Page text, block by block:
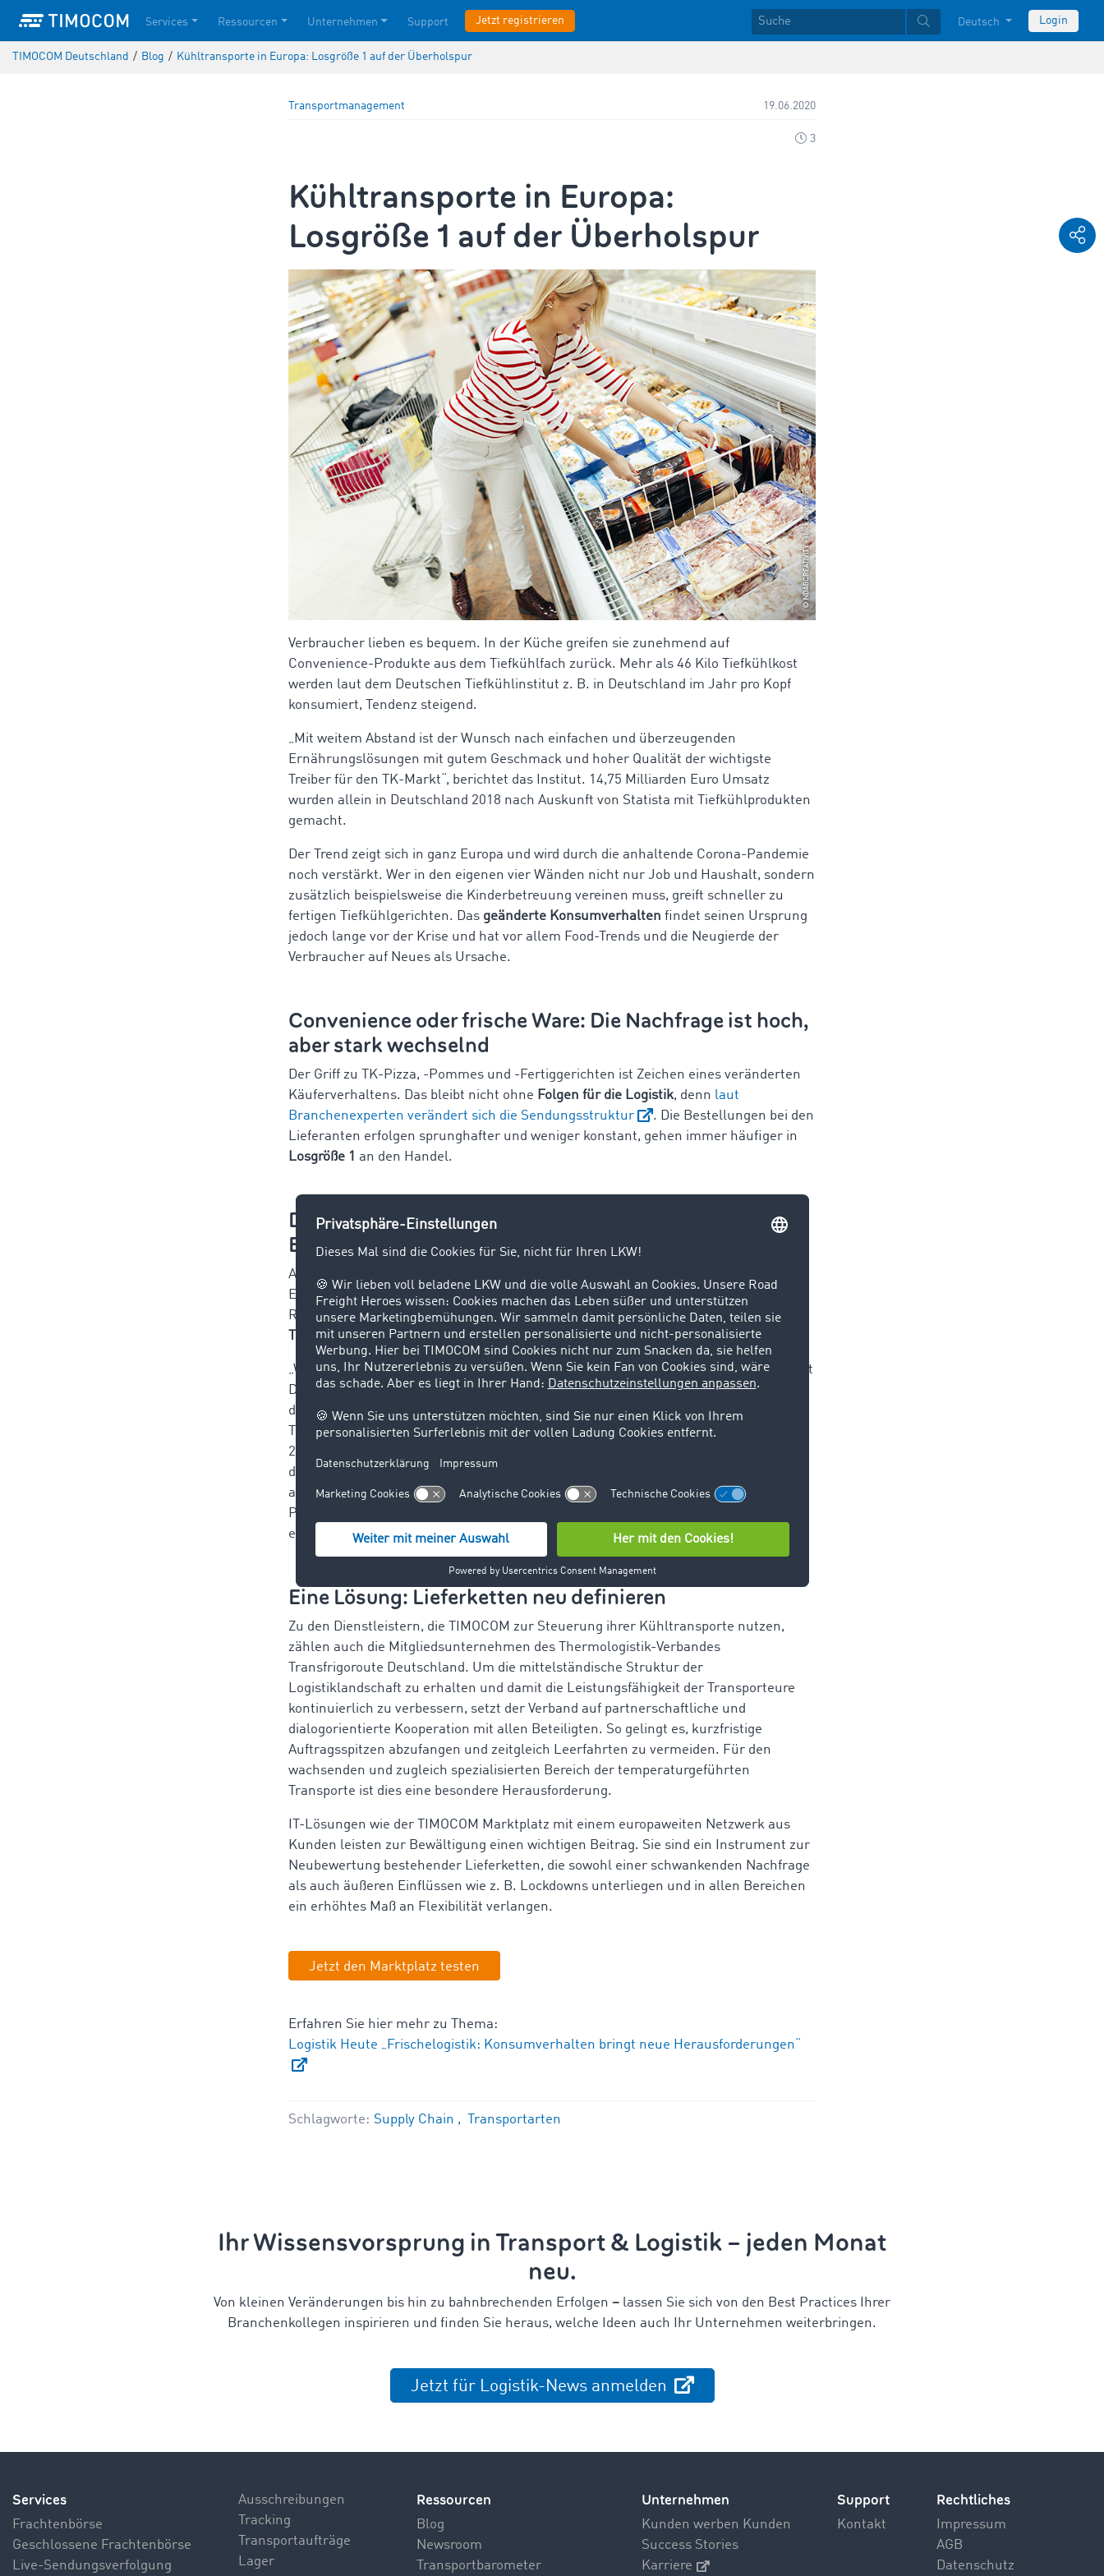
Services Ressourcen Unternehmen Support Jetzt registrieren Deutsch Login
TIMOCOM Deutschland / Blog / Kühltransporte in Europa: Losgröße 1 auf der Überholspur
Transportmanagement 19.06.2020
3
Kühltransporte in Europa:
Losgröße 1 auf der Überholspur
Verbraucher lieben es bequem. In der Küche greifen sie zunehmend auf
Convenience-Produkte aus dem Tiefkühlfach zurück. Mehr als 46 Kilo Tiefkühlkost
werden laut dem Deutschen Tiefkühlinstitut z. B. in Deutschland im Jahr pro Kopf
konsumiert, Tendenz steigend.
„Mit weitem Abstand ist der Wunsch nach einfachen und überzeugenden
Ernährungslösungen mit gutem Geschmack und hoher Qualität der wichtigste
Treiber für den TK-Markt“, berichtet das Institut. 14,75 Milliarden Euro Umsatz
wurden allein in Deutschland 2018 nach Auskunft von Statista mit Tiefkühlprodukten
gemacht.
Der Trend zeigt sich in ganz Europa und wird durch die anhaltende Corona-Pandemie
noch verstärkt. Wer in den eigenen vier Wänden nicht nur Job und Haushalt, sondern
zusätzlich beispielsweise die Kinderbetreuung vereinen muss, greift schneller zu
fertigen Tiefkühlgerichten. Das geänderte Konsumverhalten findet seinen Ursprung
jedoch lange vor der Krise und hat vor allem Food-Trends und die Neugierde der
Verbraucher auf Neues als Ursache.
Convenience oder frische Ware: Die Nachfrage ist hoch,
aber stark wechselnd
Der Griff zu TK-Pizza, -Pommes und -Fertiggerichten ist Zeichen eines veränderten
Käuferverhaltens. Das bleibt nicht ohne Folgen für die Logistik, denn laut
Branchenexperten verändert sich die Sendungsstruktur
. Die Bestellungen bei den
Lieferanten erfolgen sprunghafter und weniger konstant, gehen immer häufiger in
Losgröße 1 an den Handel.
Die Prognose: 20 bis 30 Prozent mehr Kühltransporte in
Europa 2020
Aktuelle Trends wie Superfood oder vegane Ernährung fördern außerdem die
Entwicklung in der Frischelogistik. Damit Algen, Goji-Beeren oder Granatäpfel ihrem
Ruf als vitaminreiches Nährstoffwunder gerecht werden, müssen siein einem
Temperaturkorridor von 2-7 Grad Celsius transportiert werden.
„Wir beobachten europaweit einen kontinuierlichen Anstieg der Kühltransporte“, sagt
David Moog, Product Manager beim IT-Dienstleister TIMOCOM. So hat sich die Zahl
der Frachtangebote für Kühltransporte im Bereich Frigo und Thermo an der von
TIMOCOM betriebenen Frachtenbörse mit 618.227 Frachtangeboten im Dezember
2019 im Vergleich zum Vorjahresmonat (375.085)
den vergangenen Wochen habe die wachsende Bevorratung der Bevölkerung vor
allem im TK-Bereich „die Nachfrage explodieren lassen“. Ein Plus von 20 bis 30
Prozent im Bereich der Kühltransporte dürften nach Einschätzung des Analysten zu
erwarten sein.
Eine Lösung: Lieferketten neu definieren
Zu den Dienstleistern, die TIMOCOM zur Steuerung ihrer Kühltransporte nutzen,
zählen auch die Mitgliedsunternehmen des Thermologistik-Verbandes
Transfrigoroute Deutschland. Um die mittelständische Struktur der
Logistiklandschaft zu erhalten und damit die Leistungsfähigkeit der Transporteure
kontinuierlich zu verbessern, setzt der Verband auf partnerschaftliche und
dialogorientierte Kooperation mit allen Beteiligten. So gelingt es, kurzfristige
Auftragsspitzen abzufangen und zeitgleich Leerfahrten zu vermeiden. Für den
wachsenden und zugleich spezialisierten Bereich der temperaturgeführten
Transporte ist dies eine besondere Herausforderung.
IT-Lösungen wie der TIMOCOM Marktplatz mit einem europaweiten Netzwerk aus
Kunden leisten zur Bewältigung einen wichtigen Beitrag. Sie sind ein Instrument zur
Neubewertung bestehender Lieferketten, die sowohl einer schwankenden Nachfrage
als auch äußeren Einflüssen wie z. B. Lockdowns unterliegen und in allen Bereichen
ein erhöhtes Maß an Flexibilität verlangen.
Jetzt den Marktplatz testen
Erfahren Sie hier mehr zu Thema:
Logistik Heute „Frischelogistik: Konsumverhalten bringt neue Herausforderungen“
Schlagworte: Supply Chain Transportarten
Ihr Wissensvorsprung in Transport & Logistik – jeden Monat
neu.
Von kleinen Veränderungen bis hin zu bahnbrechenden Erfolgen – lassen Sie sich von den Best Practices Ihrer
Branchenkollegen inspirieren und finden Sie heraus, welche Ideen auch Ihr Unternehmen weiterbringen.
Jetzt für Logistik-News anmelden
Services
Frachtenbörse
Geschlossene Frachtenbörse
Live-Sendungsverfolgung
Ausschreibungen
Tracking
Transportaufträge
Lager
Ressourcen
Blog
Newsroom
Transportbarometer
Unternehmen
Kunden werben Kunden
Success Stories
Karriere
Support
Kontakt
Rechtliches
Impressum
AGB
Datenschutz